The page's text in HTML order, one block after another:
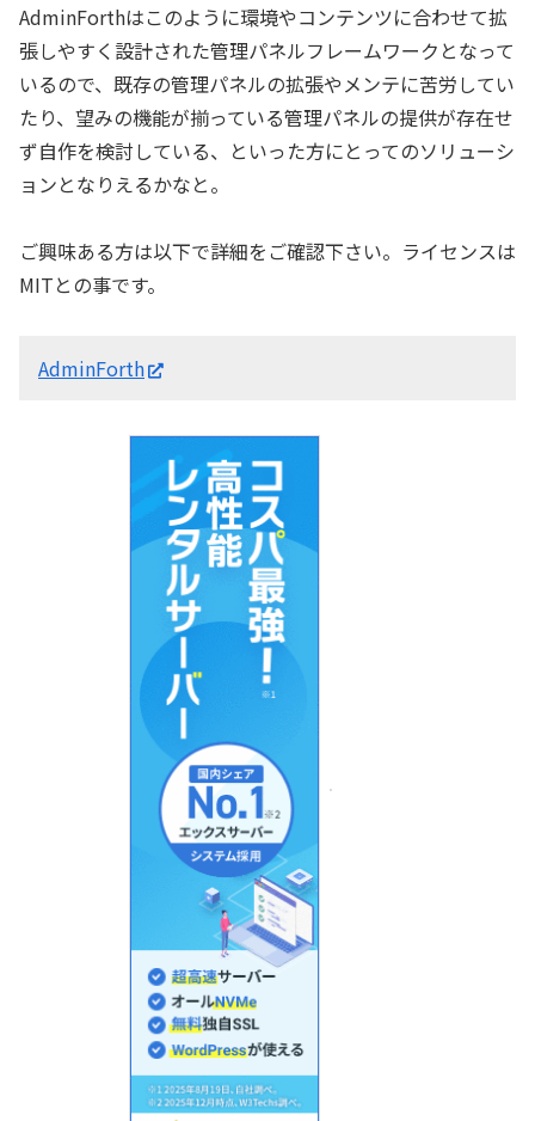
AdminForthはこのように環境やコンテンツに合わせて拡
張しやすく設計された管理パネルフレームワークとなって
いるので、既存の管理パネルの拡張やメンテに苦労してい
たり、望みの機能が揃っている管理パネルの提供が存在せ
ず自作を検討している、といった方にとってのソリューシ
ョンとなりえるかなと。
ご興味ある方は以下で詳細をご確認下さい。ライセンスは
MITとの事です。
AdminForth